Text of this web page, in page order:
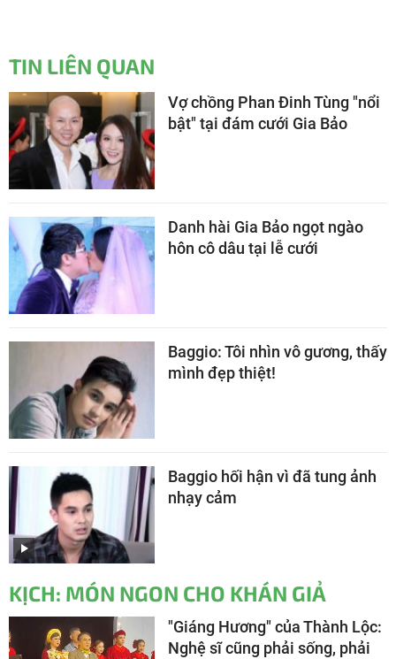
TIN LIÊN QUAN
Vợ chồng Phan Đinh Tùng "nổi
bật" tại đám cưới Gia Bảo
Danh hài Gia Bảo ngọt ngào
hôn cô dâu tại lễ cưới
Baggio: Tôi nhìn vô gương, thấy
mình đẹp thiệt!
Baggio hối hận vì đã tung ảnh
nhạy cảm
KỊCH: MÓN NGON CHO KHÁN GIẢ
"Giáng Hương" của Thành Lộc:
Nghệ sĩ cũng phải sống, phải